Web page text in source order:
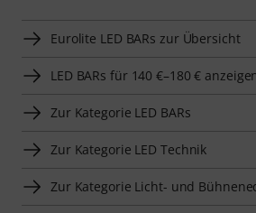
Eurolite LED BARs zur Übersicht
LED BARs für 140 €–180 €
Zur Kategorie LED BARs
Zur Kategorie LED Technik
Zur Kategorie Licht- und